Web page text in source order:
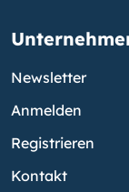
Newsletter
Anmelden
Registrieren
Kontakt